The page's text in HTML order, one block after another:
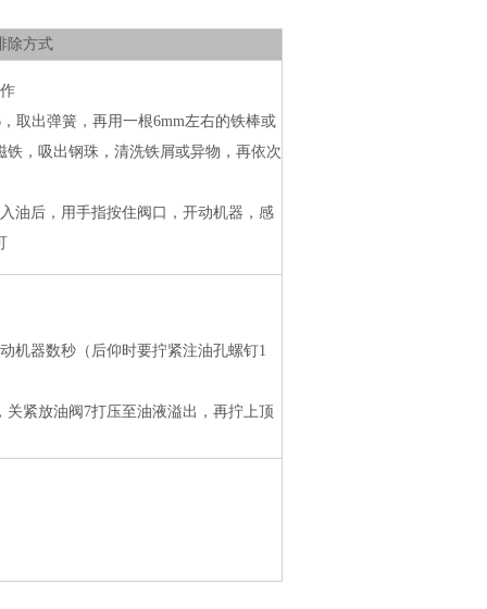
除方式
取出弹簧，再用一根6mm左右的铁棒或
，吸出钢珠，清洗铁屑或异物，再依次
油后，用手指按住阀口，开动机器，感
机器数秒（后仰时要拧紧注油孔螺钉1
紧放油阀7打压至油液溢出，再拧上顶